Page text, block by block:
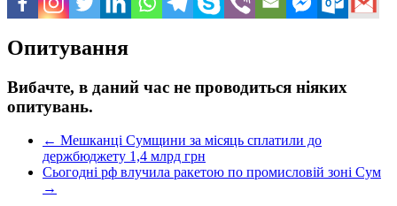
Опитування
Вибачте, в даний час не проводиться ніяких
опитувань.
← Мешканці Сумщини за місяць сплатили до
держбюджету 1,4 млрд грн
Сьогодні рф влучила ракетою по промисловій зоні Сум
→